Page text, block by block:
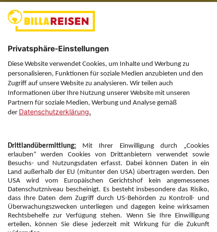
Über uns
Service
Information
Folgen Sie uns auf
Newsletter:
Anmelden